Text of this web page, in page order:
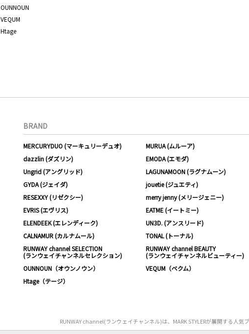
OUNNOUN
VEQUM
Htage
BRAND
MERCURYDUO (マーキュリーデュオ)
MURUA (ムルーア)
dazzlin (ダズリン)
EMODA (エモダ)
Ungrid (アングリッド)
LAGUNAMOON (ラグナムーン)
GYDA (ジェイダ)
jouetie (ジュエティ)
RESEXXY (リゼクシー)
merry jenny (メリージェニー)
EVRIS (エヴリス)
EATME (イートミー)
ELENDEEK (エレンディーク)
UN3D. (アンスリード)
CALNAMUR (カルナムール)
TONAL (トーナル)
RUNWAY channel SELECTION
(ランウェイチャンネルセレクション)
RUNWAY channel BEAUTY
(ランウェイチャンネルビューティー)
OUNNOUN（オウンノウン）
VEQUM（ベクム）
Htage（テージ）
RUNWAY channel(ランウェイチャンネル)は、MARK STYLERが展開する人気